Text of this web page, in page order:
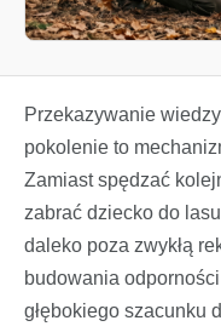
Przekazywanie
pokolenie to
Zamiast spędzać
zabrać dziecko do
daleko poza zwykłą
budowania
głębokiego szacunku